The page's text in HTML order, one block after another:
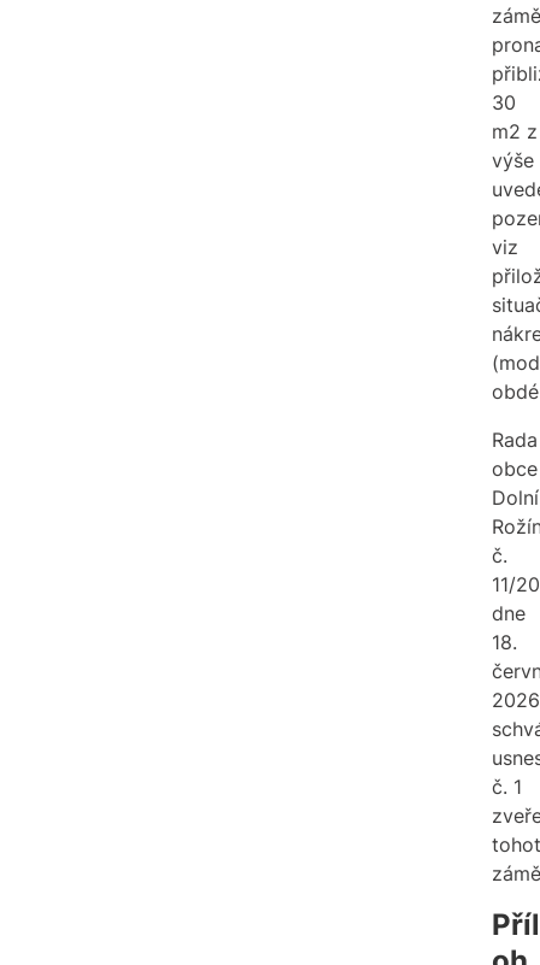
30
m2 z
výše
viz
Rada
obce
Dolní
č.
11/
dne
18.
2026
č. 1
Příl